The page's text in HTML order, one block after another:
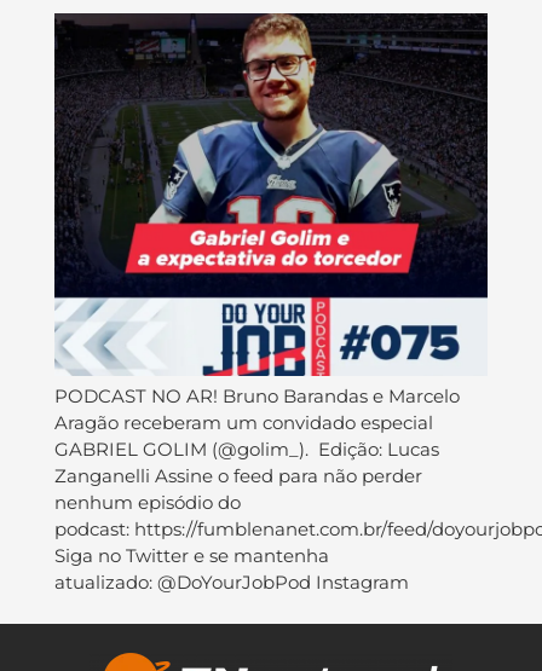
PODCAST NO AR! Bruno Barandas e Marcelo
Aragão receberam um convidado especial
GABRIEL GOLIM (@golim_). Edição: Lucas
Zanganelli Assine o feed para não perder
nenhum episódio do
podcast: https://fumblenanet.com.br/feed/
Siga no Twitter e se mantenha
atualizado: @DoYourJobPod Instagram